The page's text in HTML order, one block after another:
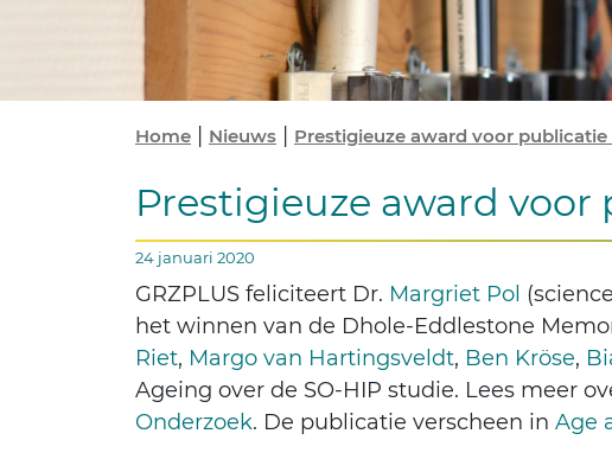
Home Nieuws Prestigieuze award voor publicatie
Prestigieuze award
24 januari 2020
GRZPLUS feliciteert Dr. Margriet Pol (
het winnen van de Dhole-Eddlestone
Riet, Margo van Hartingsveldt, Ben Kröse,
Ageing over de SO-HIP studie. Lees meer
Onderzoek. De publicatie verscheen in Age